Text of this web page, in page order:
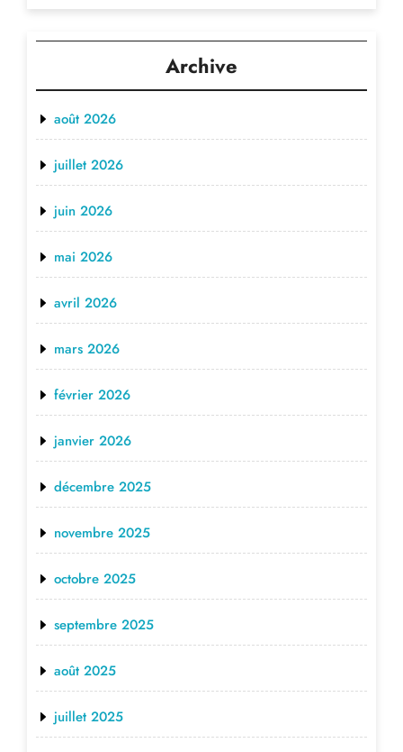
Archive
août 2026
juillet 2026
juin 2026
mai 2026
avril 2026
mars 2026
février 2026
janvier 2026
décembre 2025
novembre 2025
octobre 2025
septembre 2025
août 2025
juillet 2025